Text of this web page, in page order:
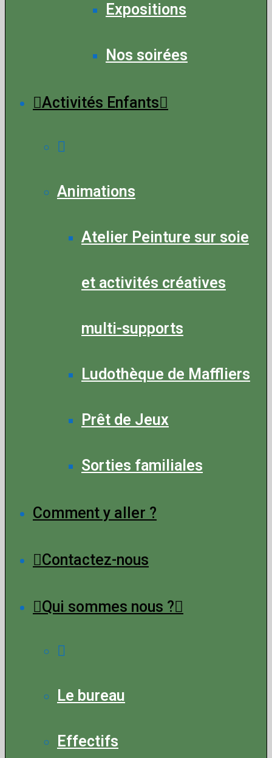
Expositions
Nos soirées
Activités Enfants
Animations
Atelier Peinture sur soie
et activités créatives
multi-supports
Ludothèque de Maffliers
Prêt de Jeux
Sorties familiales
Comment y aller ?
Contactez-nous
Qui sommes nous ?
Le bureau
Effectifs